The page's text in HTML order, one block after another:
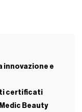
innovazione e
certificati
Beauty